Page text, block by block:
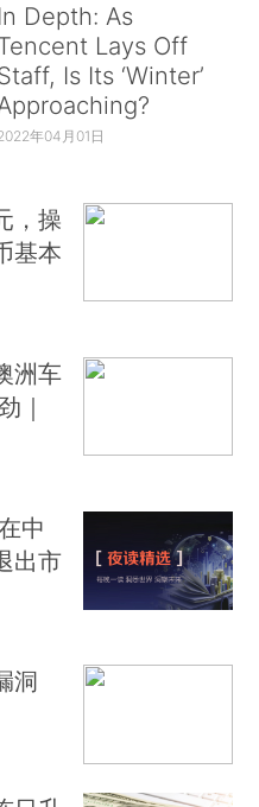
In Depth: As
Lays Off
Is Its ‘Winter’
年04月01日
，操
基本
洲车
｜
中
出市
洞